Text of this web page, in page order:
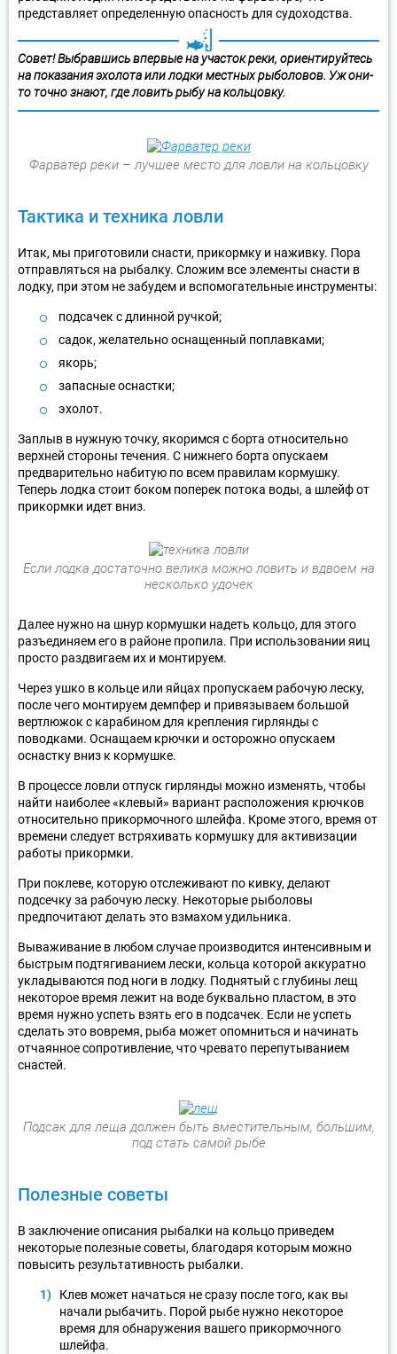
представляет определенную опасность для судоходства.
Совет! Выбравшись впервые на участок реки, ориентируйтесь
на показания эхолота или лодки местных рыболовов. Уж они-
то точно знают, где ловить рыбу на кольцовку.
Фарватер реки – лучшее место для ловли на кольцовку
Тактика и техника ловли
Итак, мы приготовили снасти, прикормку и наживку. Пора
отправляться на рыбалку. Сложим все элементы снасти в
лодку, при этом не забудем и вспомогательные инструменты:
подсачек с длинной ручкой;
садок, желательно оснащенный поплавками;
якорь;
запасные оснастки;
эхолот.
Заплыв в нужную точку, якоримся с борта относительно
верхней стороны течения. С нижнего борта опускаем
предварительно набитую по всем правилам кормушку.
Теперь лодка стоит боком поперек потока воды, а шлейф от
прикормки идет вниз.
Если лодка достаточно велика можно ловить и вдвоем на
несколько удочек
Далее нужно на шнур кормушки надеть кольцо, для этого
разъединяем его в районе пропила. При использовании яиц
просто раздвигаем их и монтируем.
Через ушко в кольце или яйцах пропускаем рабочую леску,
после чего монтируем демпфер и привязываем большой
вертлюжок с карабином для крепления гирлянды с
поводками. Оснащаем крючки и осторожно опускаем
оснастку вниз к кормушке.
В процессе ловли отпуск гирлянды можно изменять, чтобы
найти наиболее «клевый» вариант расположения крючков
относительно прикормочного шлейфа. Кроме этого, время от
времени следует встряхивать кормушку для активизации
работы прикормки.
При поклеве, которую отслеживают по кивку, делают
подсечку за рабочую леску. Некоторые рыболовы
предпочитают делать это взмахом удильника.
Вываживание в любом случае производится интенсивным и
быстрым подтягиванием лески, кольца которой аккуратно
укладываются под ноги в лодку. Поднятый с глубины лещ
некоторое время лежит на воде буквально пластом, в это
время нужно успеть взять его в подсачек. Если не успеть
сделать это вовремя, рыба может опомниться и начинать
отчаянное сопротивление, что чревато перепутыванием
снастей.
Подсак для леща должен быть вместительным, большим,
под стать самой рыбе
Полезные советы
В заключение описания рыбалки на кольцо приведем
некоторые полезные советы, благодаря которым можно
повысить результативность рыбалки.
Клев может начаться не сразу после того, как вы
начали рыбачить. Порой рыбе нужно некоторое
время для обнаружения вашего прикормочного
шлейфа.